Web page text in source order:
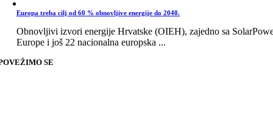
Europa treba cilj od 60 % obnovljive energije do 2040.
Obnovljivi izvori energije Hrvatske (OIEH), zajedno sa
Europe i još 22 nacionalna europska ...
SE